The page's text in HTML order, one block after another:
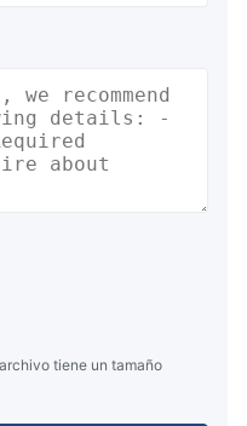
tiene un tamaño